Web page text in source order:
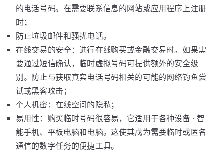
的电话号码。在需要联系信息的网站或应用程序上注册
时；
防止垃圾邮件和骚扰电话。
在线交易的安全：进行在线购买或金融交易时。如果需
要通过短信确认，临时虚拟号码可提供额外的安全级
别。防止与获取真实电话号码相关的可能的网络钓鱼尝
试或黑客攻击；
个人机密：在线空间的隐私；
易用性：购买临时号码很容易，它适用于各种设备 - 智
能手机、平板电脑和电脑。这使其成为需要临时或匿名
通信的数字任务的便捷工具。